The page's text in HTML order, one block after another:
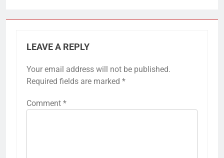
LEAVE A REPLY
Your email address will not be published.
Required fields are marked *
Comment *